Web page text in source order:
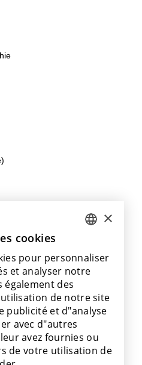
ENGLISH
FRENCH
SPANISH
×
cookies
pour personnaliser
et analyser notre
des
de notre site
publicité et d"analyse
avec d"autres
avez fournies ou
de votre utilisation de